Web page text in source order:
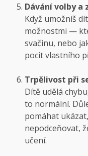
Dávání volby a
Když umožníš
možnostmi —
svačinu, nebo
pocit vlastního
Trpělivost při
Dítě udělá
to normální.
pomáhat
nepodceňovat,
učení.